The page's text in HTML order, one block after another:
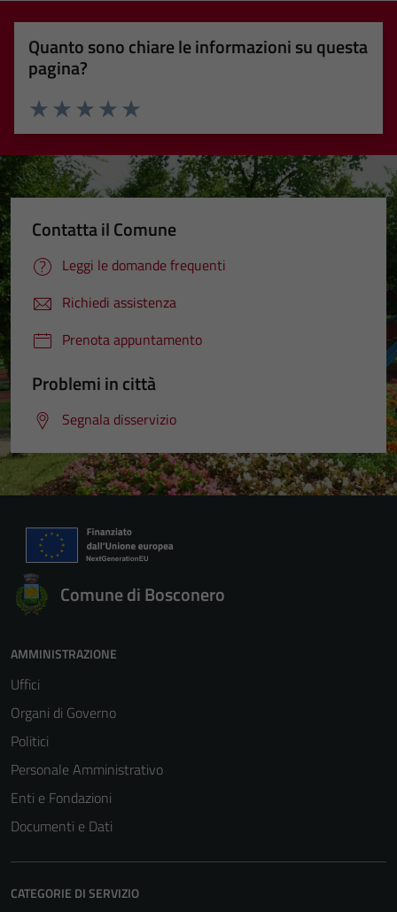
Quanto sono chiare le informazioni su questa
pagina?
Valuta 5 stelle su 5
Valuta 4 stelle su 5
Valuta 3 stelle su 5
Valuta 2 stelle su 5
Valuta 1 stelle su 5
Contatta il Comune
Leggi le domande frequenti
Richiedi assistenza
Prenota appuntamento
Problemi in città
Segnala disservizio
Comune di Bosconero
AMMINISTRAZIONE
Uffici
Organi di Governo
Politici
Personale Amministrativo
Enti e Fondazioni
Documenti e Dati
CATEGORIE DI SERVIZIO